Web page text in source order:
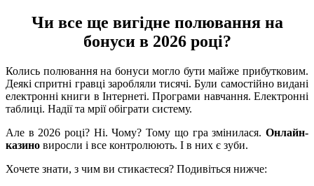
Чи все ще вигідне полювання на
бонуси в 2026 році?
Колись полювання на бонуси могло бути майже прибутковим.
Деякі спритні гравці заробляли тисячі. Були самостійно видані
електронні книги в Інтернеті. Програми навчання. Електронні
таблиці. Надії та мрії обіграти систему.
Але в 2026 році? Ні. Чому? Тому що гра змінилася. Онлайн-
казино виросли і все контролюють. І в них є зуби.
Хочете знати, з чим ви стикаєтеся? Подивіться нижче: